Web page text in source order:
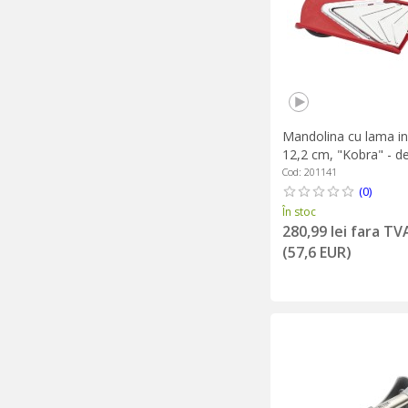
Mandolina cu lama
12,2 cm, "Kobra" -
Cod: 201141
(0)
În stoc
280,99 lei fara
(57,6 EUR)